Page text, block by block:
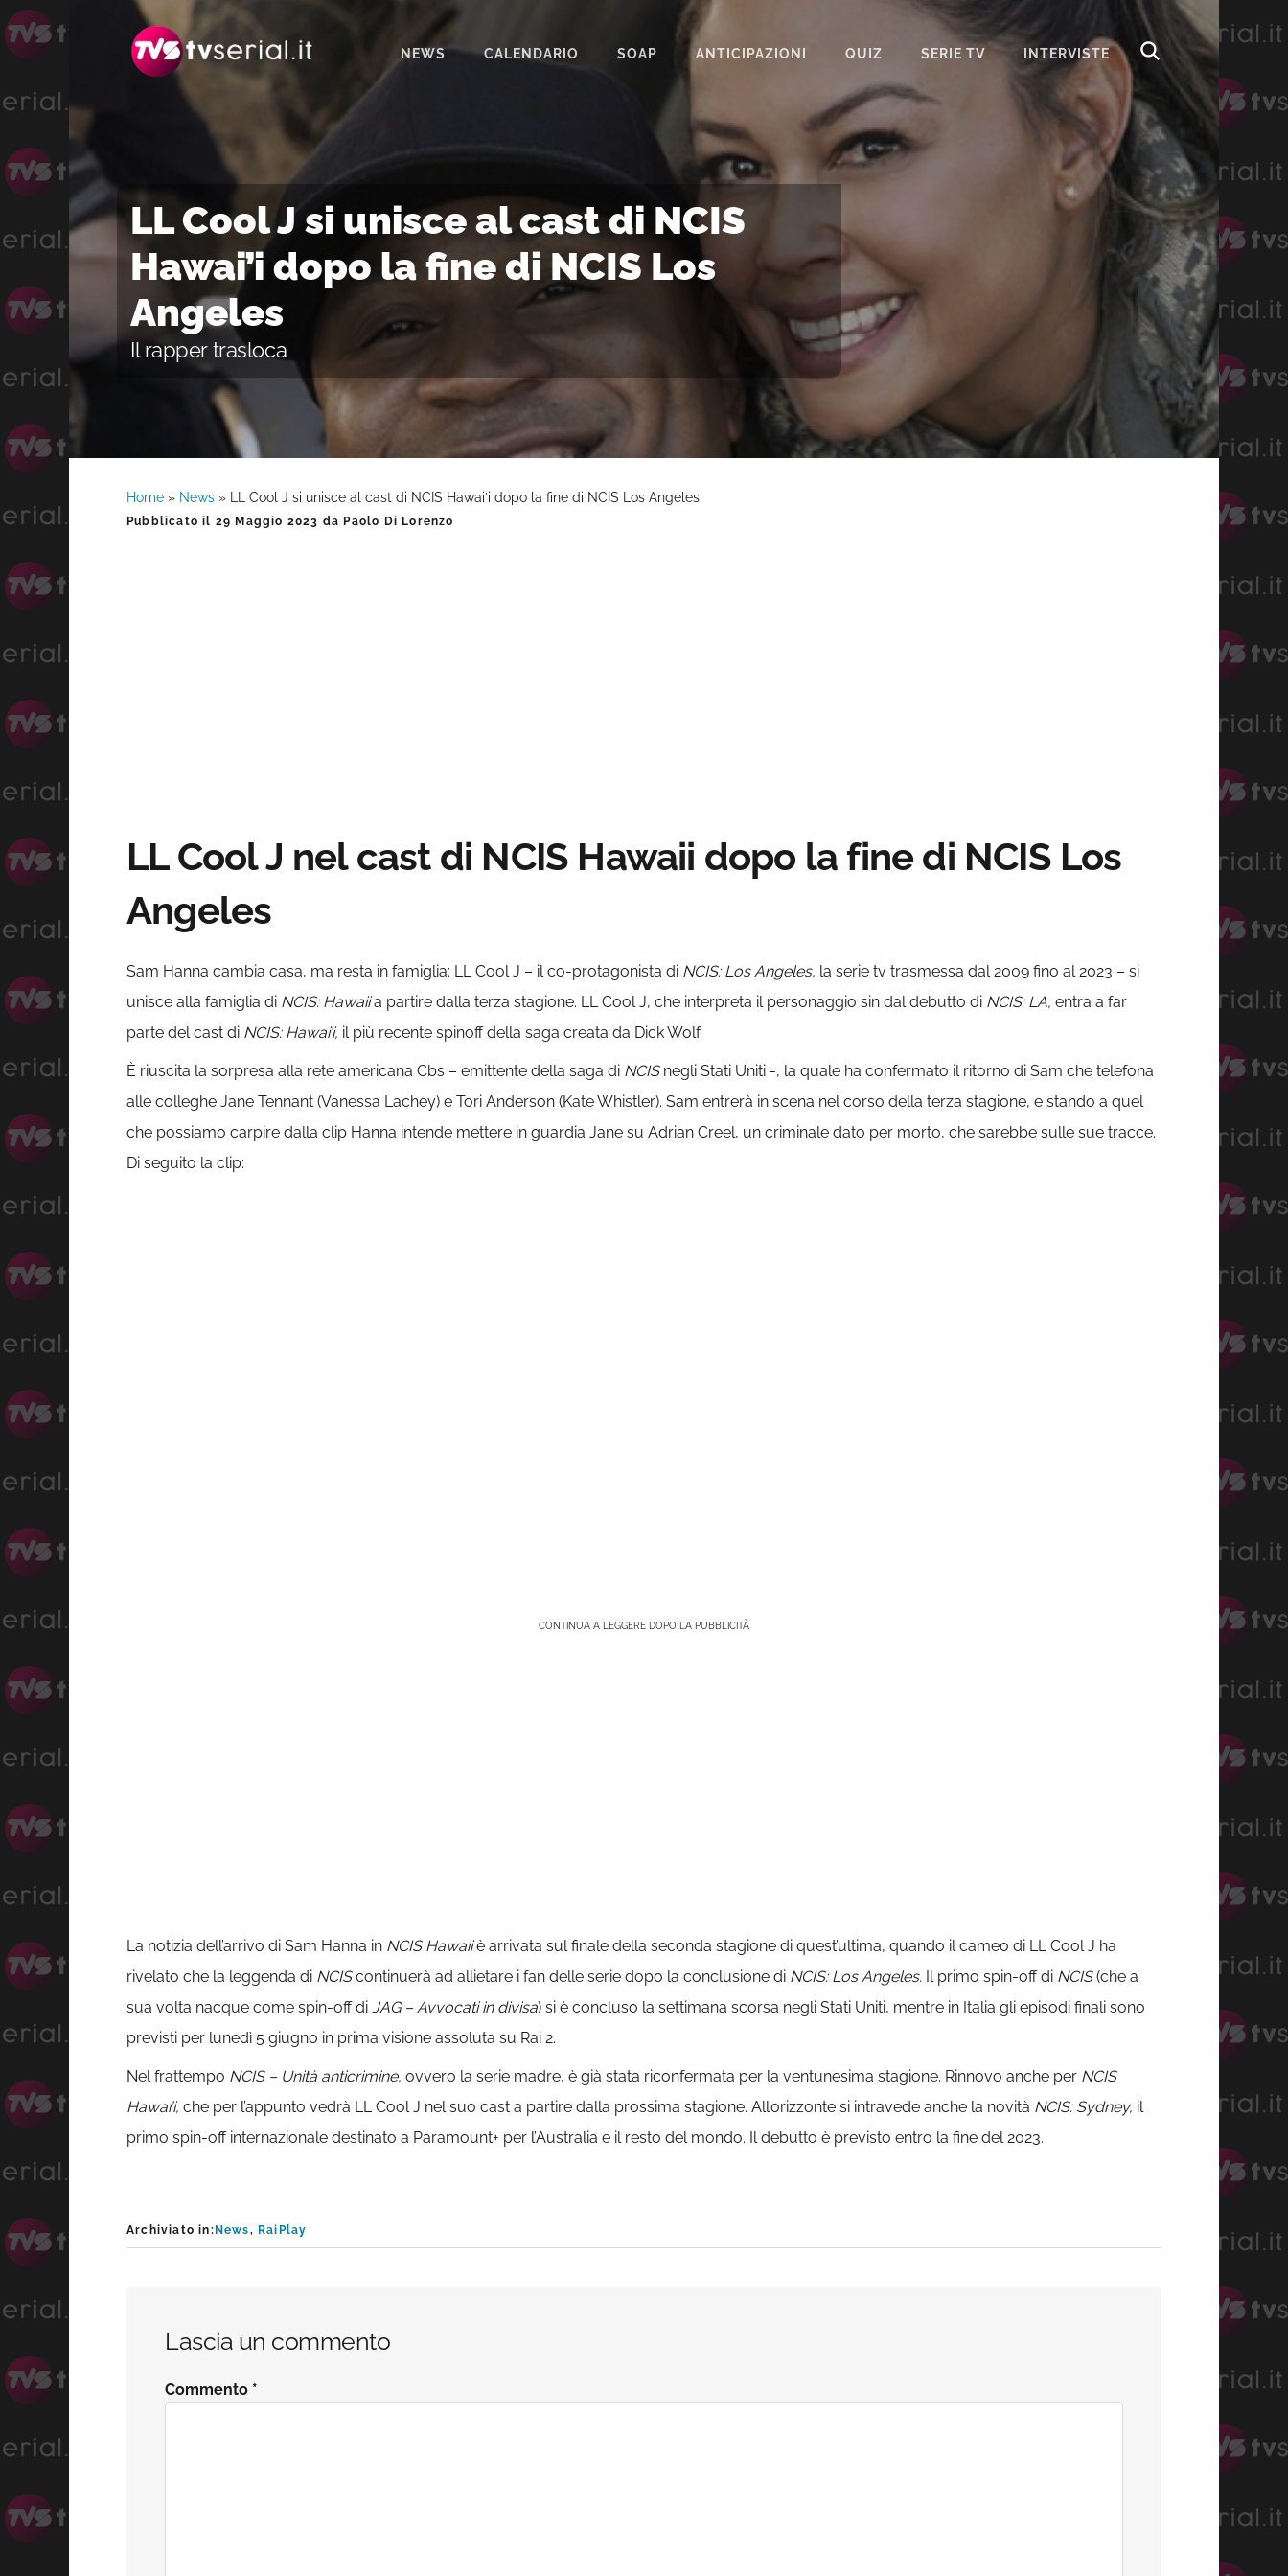
navigazione
contenuto
primaria
NEWS CALENDARIO SOAP
IL PARADISO DELLE SIGNORE
SEGRETI DI FAMIGLIA
TEMPESTA D’AMORE
ANTICIPAZIONI QUIZ SERIE TV INTERVISTE
LL Cool J si unisce al cast di NCIS
Hawai’i dopo la fine di NCIS Los
Angeles
Il rapper trasloca
Home » News » LL Cool J si unisce al cast di NCIS Hawai’i dopo la fine di NCIS Los Angeles
Pubblicato il 29 Maggio 2023 da Paolo Di Lorenzo
LL Cool J nel cast di NCIS Hawaii dopo la fine di NCIS Los
Angeles
Sam Hanna cambia casa, ma resta in famiglia: LL Cool J – il co-protagonista di NCIS: Los Angeles, la serie tv trasmessa dal 2009 fino al 2023 – si
unisce alla famiglia di NCIS: Hawaiia partire dalla terza stagione. LL Cool J, che interpreta il personaggio sin dal debutto di NCIS: LA, entra a far
parte del cast di NCIS: Hawai’i, il più recente spinoff della saga creata da Dick Wolf.
È riuscita la sorpresa alla rete americana Cbs – emittente della saga di NCISnegli Stati Uniti -, la quale ha confermato il ritorno di Sam che telefona
alle colleghe Jane Tennant (Vanessa Lachey) e Tori Anderson (Kate Whistler). Sam entrerà in scena nel corso della terza stagione, e stando a quel
che possiamo carpire dalla clip Hanna intende mettere in guardia Jane su Adrian Creel, un criminale dato per morto, che sarebbe sulle sue tracce.
Di seguito la clip:
CONTINUA A LEGGERE DOPO LA PUBBLICITÀ
La notizia dell’arrivo di Sam Hanna in NCIS Hawaiiè arrivata sul finale della seconda stagione di quest’ultima, quando il cameo di LL Cool J ha
rivelato che la leggenda di NCIScontinuerà ad allietare i fan delle serie dopo la conclusione di NCIS: Los Angeles. Il primo spin-off di NCIS(che a
sua volta nacque come spin-off di JAG – Avvocati in divisa) si è concluso la settimana scorsa negli Stati Uniti, mentre in Italia gli episodi finali sono
previsti per lunedì 5 giugno in prima visione assoluta su Rai 2.
Nel frattempo NCIS – Unità anticrimine, ovvero la serie madre, è già stata riconfermata per la ventunesima stagione. Rinnovo anche per NCIS
Hawai’i, che per l’appunto vedrà LL Cool J nel suo cast a partire dalla prossima stagione. All’orizzonte si intravede anche la novità NCIS: Sydney, il
primo spin-off internazionale destinato a Paramount+ per l’Australia e il resto del mondo. Il debutto è previsto entro la fine del 2023.
Archiviato in: News, RaiPlay
Lascia un commento
Commento *
Barra